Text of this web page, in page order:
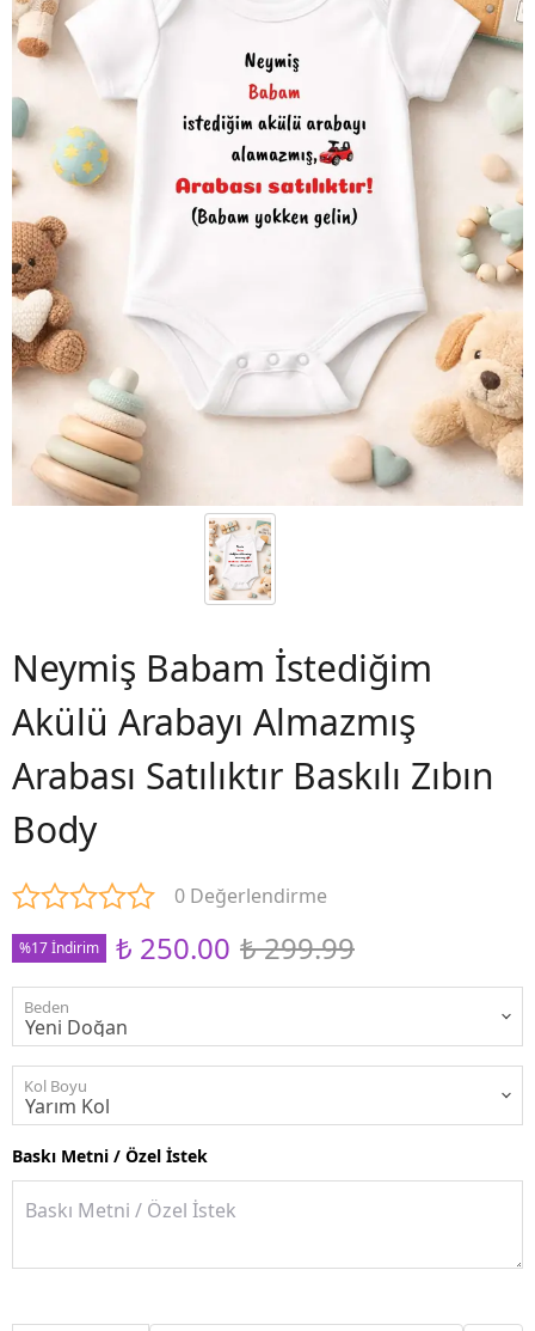
Neymiş Babam İstediğim
Akülü Arabayı Almazmış
Arabası Satılıktır Baskılı Zıbın
Body
0 Değerlendirme
%17 İndirim ₺ 250.00 ₺ 299.99
Beden
Kol Boyu
Baskı Metni / Özel İstek